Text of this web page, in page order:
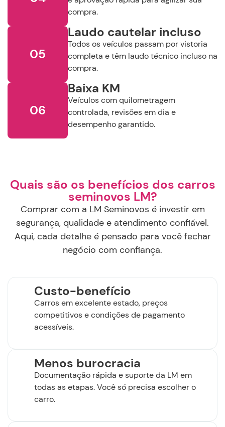
compra.
05
Laudo cautelar incluso
Todos os veículos passam por vistoria
completa e têm laudo técnico incluso na
compra.
06
Baixa KM
Veículos com quilometragem
controlada, revisões em dia e
desempenho garantido.
Quais são os benefícios dos carros
seminovos LM?
Comprar com a LM Seminovos é investir em
segurança, qualidade e atendimento confiável.
Aqui, cada detalhe é pensado para você fechar
negócio com confiança.
Custo-benefício
Carros em excelente estado, preços
competitivos e condições de pagamento
acessíveis.
Menos burocracia
Documentação rápida e suporte da LM em
todas as etapas. Você só precisa escolher o
carro.